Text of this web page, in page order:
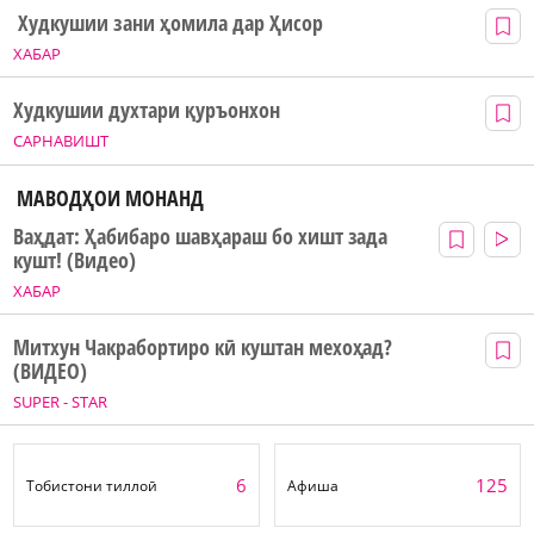
ХАБАР
Худкушии зани ҳомила дар Ҳисор
САРНАВИШТ
Худкушии духтари қуръонхон
МАВОДҲОИ МОНАНД
ХАБАР
Ваҳдат: Ҳабибаро шавҳараш бо хишт зада
кушт! (Видео)
SUPER - STAR
Митхун Чакрабортиро кӣ куштан мехоҳад?
(ВИДЕО)
Тобистони тиллоӣ 6 Афиша 125